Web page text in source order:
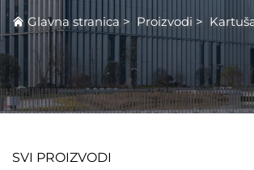
Glavna stranica > Proizvodi >
SVI PROIZVODI